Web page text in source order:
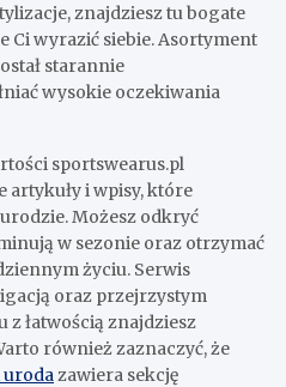
znajdziesz tu bogate
Ci wyrazić siebie. Asortyment
starannie
wysokie oczekiwania
sportswearus.pl
artykuły i wpisy, które
Możesz odkryć
w sezonie oraz otrzymać
życiu. Serwis
oraz przejrzystym
z łatwością znajdziesz
również zaznaczyć, że
urodazawiera sekcję